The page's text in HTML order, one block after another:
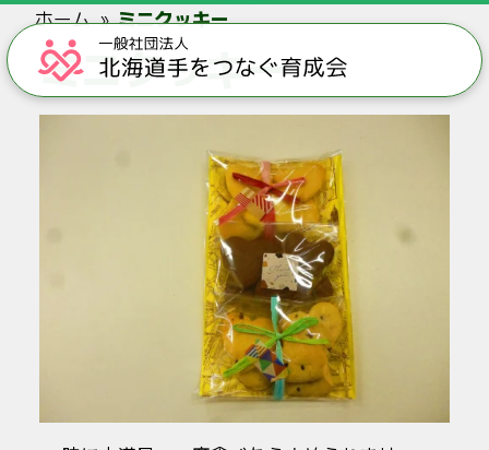
ホーム ミニクッキー
ミニクッキー